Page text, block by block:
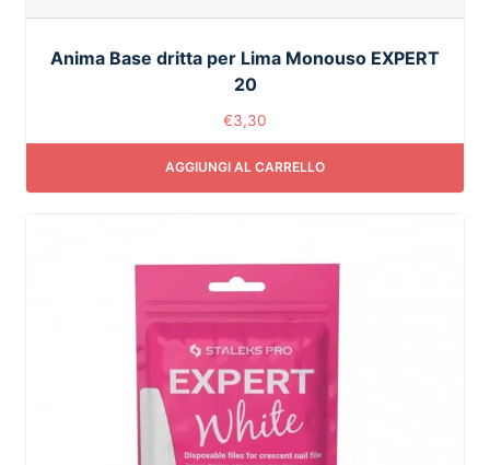
Anima Base dritta per Lima Monouso EXPERT
20
€3,30
AGGIUNGI AL CARRELLO